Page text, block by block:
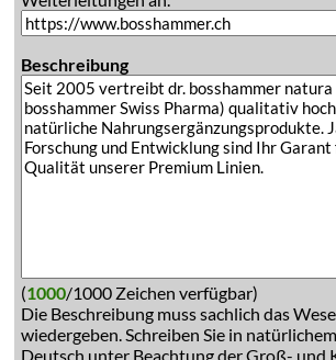
Beschreibung
(1000/1000 Zeichen verfügbar)
Die Beschreibung muss sachlich das
wiedergeben. Schreiben Sie in
Deutsch unter Beachtung der Groß- und